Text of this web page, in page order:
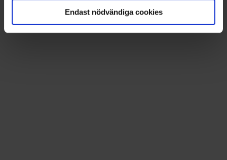
. Du kan ändra eller dra tillbaka ditt
samtycke när som helst från cookie-förklaringen.
Endast nödvändiga cookies